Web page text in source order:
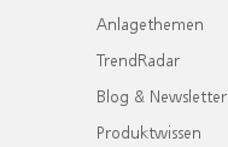
Anlagethemen
TrendRadar
Blog & Newsletter
Produktwissen